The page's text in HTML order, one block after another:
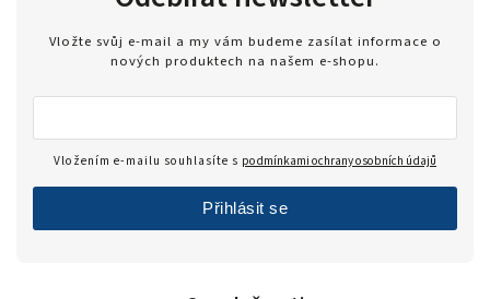
Vložte svůj e-mail a my vám budeme zasílat informace o
nových produktech na našem e-shopu.
Vložením e-mailu souhlasíte s podmínkami ochrany osobních údajů
Přihlásit se